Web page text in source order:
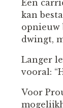
Een
kan
opnieuw
dwingt,
Langer
vooral:
Voor